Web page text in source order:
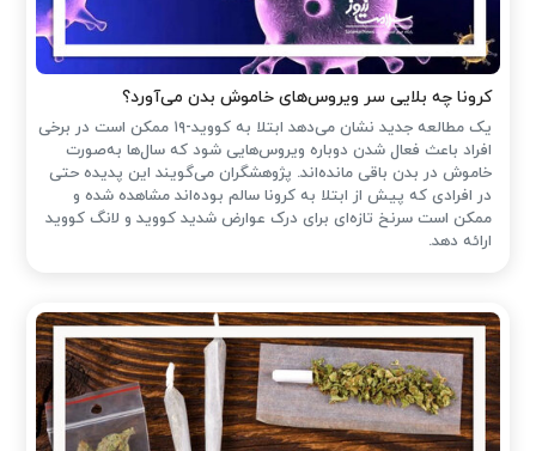
کرونا چه بلایی سر ویروس‌های خاموش بدن می‌آورد؟
یک مطالعه جدید نشان می‌دهد ابتلا به کووید-۱۹ ممکن است در برخی
افراد باعث فعال شدن دوباره ویروس‌هایی شود که سال‌ها به‌صورت
خاموش در بدن باقی مانده‌اند. پژوهشگران می‌گویند این پدیده حتی
در افرادی که پیش از ابتلا به کرونا سالم بوده‌اند مشاهده شده و
ممکن است سرنخ تازه‌ای برای درک عوارض شدید کووید و لانگ کووید
ارائه دهد.